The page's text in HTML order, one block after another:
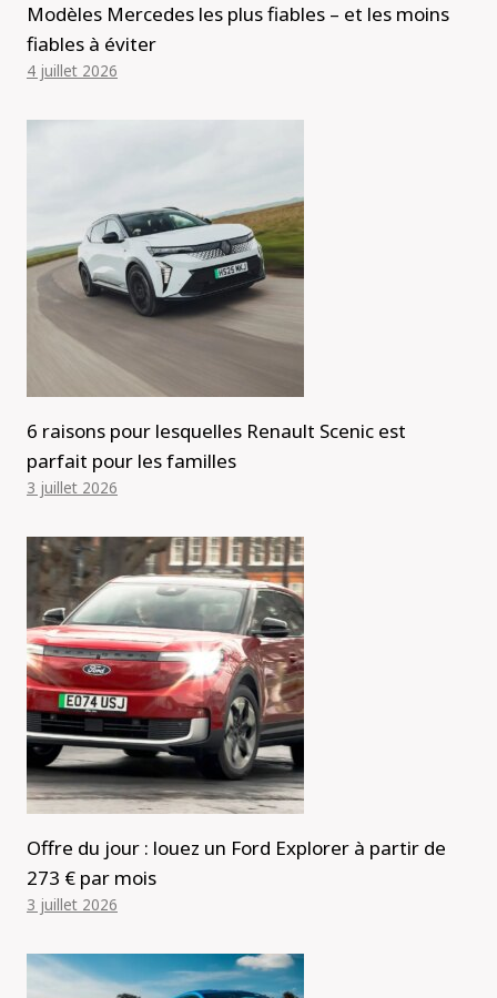
Modèles Mercedes les plus fiables – et les moins
fiables à éviter
4 juillet 2026
6 raisons pour lesquelles Renault Scenic est
parfait pour les familles
3 juillet 2026
Offre du jour : louez un Ford Explorer à partir de
273 € par mois
3 juillet 2026